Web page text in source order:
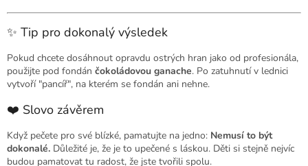
✨ Tip pro dokonalý výsledek
Pokud chcete dosáhnout opravdu ostrých hran jako od profesionála,
použijte pod fondán čokoládovou ganache. Po zatuhnutí v lednici
vytvoří "pancíř", na kterém se fondán ani nehne.
❤️ Slovo závěrem
Když pečete pro své blízké, pamatujte na jedno: Nemusí to být
dokonalé. Důležité je, že je to upečené s láskou. Děti si stejně nejvíc
budou pamatovat tu radost, že jste tvořili spolu.